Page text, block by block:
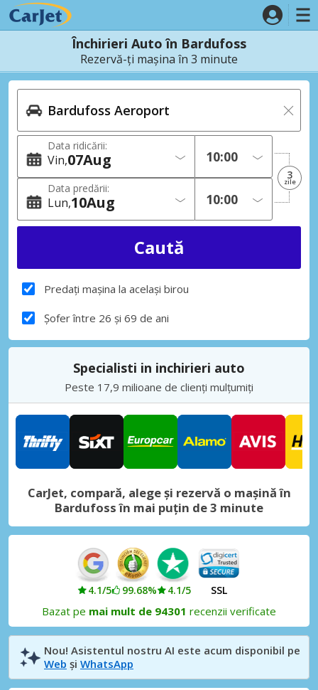
Închirieri Auto în Bardufoss
Rezervă-ți mașina în 3 minute
Data ridicării:
Vin 07Aug
Data predării:
Lun 10Aug
3
zile
Predați mașina la același birou
Șofer între 26 și 69 de ani
Specialisti in inchirieri auto
Peste 17,9 milioane de clienți mulțumiți
CarJet, compară, alege și rezervă o mașină în
Bardufoss în mai puțin de 3 minute
4.1/5 99.68% 4.1/5 SSL
Bazat pe mai mult de 94301 recenzii verificate
Nou! Asistentul nostru AI este acum disponibil pe
Web și WhatsApp